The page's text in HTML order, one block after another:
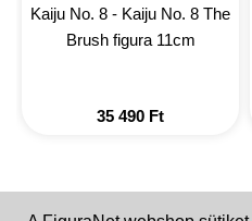
Kaiju No. 8 - Kaiju No. 8 The
Brush figura 11cm
35 490 Ft